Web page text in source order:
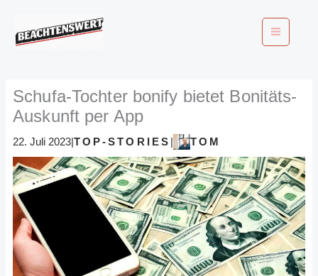
springen
Schufa-Tochter bonify bietet Bonitäts-
Auskunft per App
22. Juli 2023|TOP-STORIES | TOM